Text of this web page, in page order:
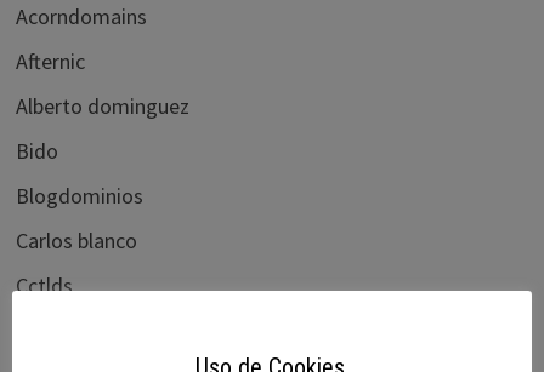
Acorndomains
Afternic
Alberto dominguez
Bido
Blogdominios
Carlos blanco
Cctlds